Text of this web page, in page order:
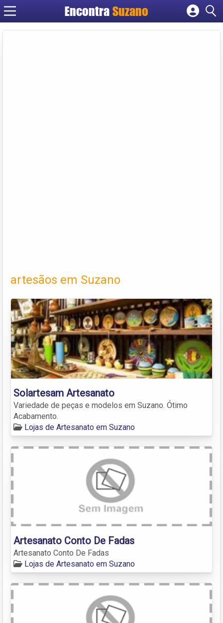
EncontraSuzano
Cadastrar empresa
artesãos em Suzano
Solartesam Artesanato
Variedade de peças e modelos em Suzano. Ótimo
Acabamento.
Lojas de Artesanato em Suzano
Artesanato Conto De Fadas
Artesanato Conto De Fadas
Lojas de Artesanato em Suzano